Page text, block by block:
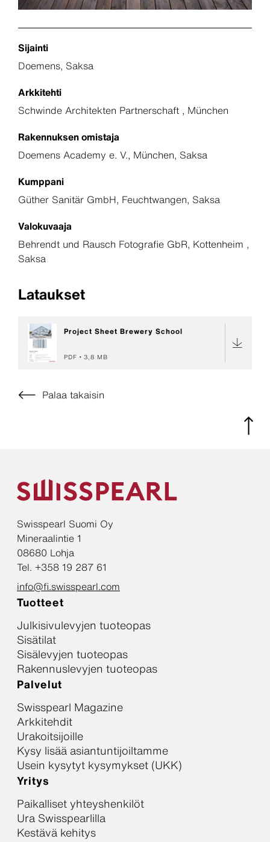
Sijainti
Doemens, Saksa
Arkkitehti
Schwinde Architekten Partnerschaft , München
Rakennuksen omistaja
Doemens Academy e. V., München, Saksa
Kumppani
Güther Sanitär GmbH, Feuchtwangen, Saksa
Valokuvaaja
Behrendt und Rausch Fotografie GbR, Kottenheim ,
Saksa
Lataukset
Project Sheet Brewery School
PDF 3,8 MB
Palaa takaisin
Swisspearl Suomi Oy
Mineraalintie 1
08680 Lohja
Tel. +358 19 287 61
info@fi.swisspearl.com
Tuotteet
Julkisivulevyjen tuoteopas
Sisätilat
Sisälevyjen tuoteopas
Rakennuslevyjen tuoteopas
Palvelut
Swisspearl Magazine
Arkkitehdit
Urakoitsijoille
Kysy lisää asiantuntijoiltamme
Usein kysytyt kysymykset (UKK)
Yritys
Paikalliset yhteyshenkilöt
Ura Swisspearlilla
Kestävä kehitys